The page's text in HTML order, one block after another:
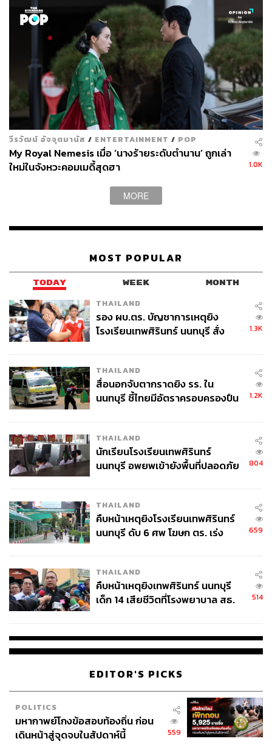
A World of Married Coupleออกอากาศทุกวันศุกร์และเสาร์
เวลา 22.50 น. (ตามเวลาประเทศเกาหลี) ทางช่อง JTBC เริ่ม
วันที่ 27 มีนาคม 2020 แฟนซีรีส์ชาวไทยสามารถติดตามได้
ทาง Viu เริ่มวันที่ 28 มีนาคม 2020
วีรวัฒน์ อัจจุตมานัส / ENTERTAINMENT / POP
My Royal Nemesis เมื่อ ‘นางร้ายระดับตำนาน’ ถูกเล่า
ใหม่ในจังหวะคอมเมดี้สุดฮา
1.0K
MORE
MOST POPULAR
TODAY WEEK MONTH
THAILAND
รอง ผบ.ตร. บัญชาการเหตุยิง
โรงเรียนเทพศิรินทร์ นนทบุรี สั่ง
1.3K
THAILAND
สื่อนอกจับตากราดยิง รร. ใน
นนทบุรี ชี้ไทยมีอัตราครอบครองปืน
1.2K
THAILAND
นักเรียนโรงเรียนเทพศิรินทร์
นนทบุรี อพยพเข้ายังพื้นที่ปลอดภัย
804
THAILAND
คืบหน้าเหตุยิงโรงเรียนเทพศิรินทร์
นนทบุรี ดับ 6 ศพ โฆษก ตร. เร่ง
659
THAILAND
คืบหน้าเหตุยิงเทพศิรินทร์ นนทบุรี
เด็ก 14 เสียชีวิตที่โรงพยาบาล สธ.
514
EDITOR'S PICKS
POLITICS
มหากาพย์โกงข้อสอบท้องถิ่น ก่อน
เดินหน้าสู่จุดจบในสัปดาห์นี้
559